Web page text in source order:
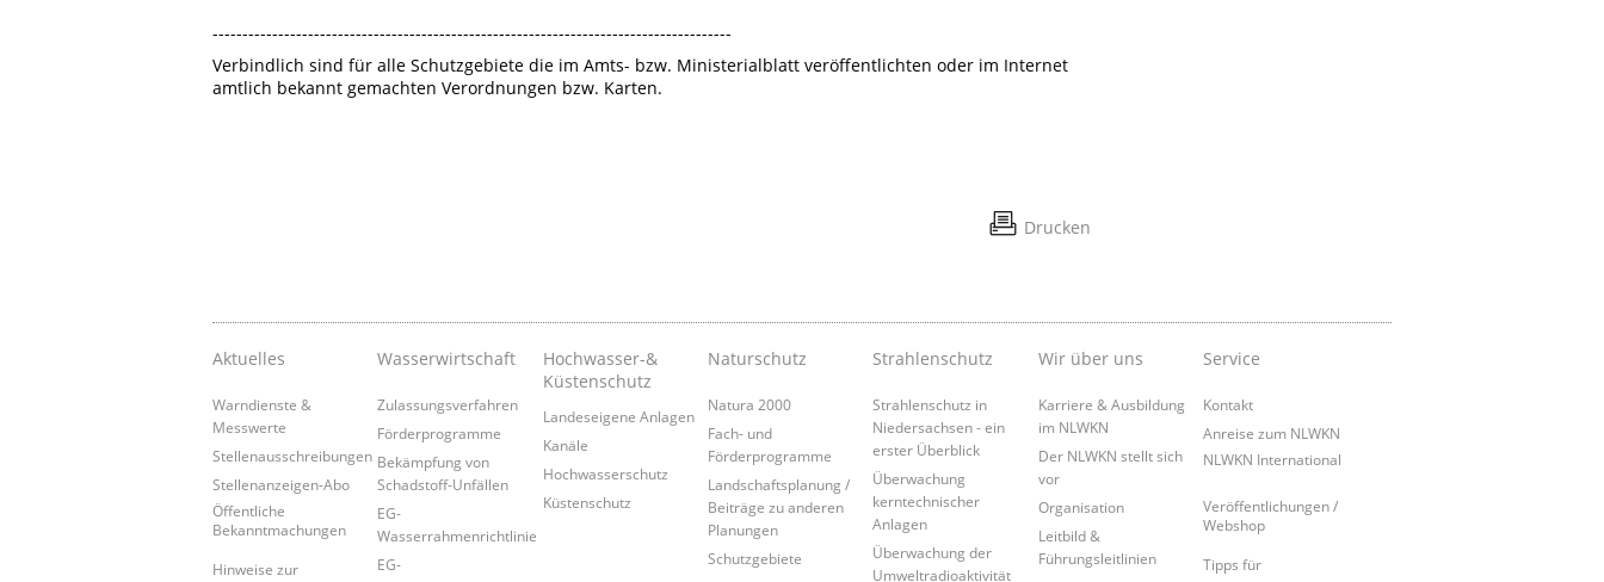
---------------------------------------------------------------------------------------
Verbindlich sind für alle Schutzgebiete die im Amts- bzw. Ministerialblatt veröffentlichten oder im Internet
amtlich bekannt gemachten Verordnungen bzw. Karten.
Drucken
Aktuelles
Warndienste &
Messwerte
Stellenausschreibungen
Stellenanzeigen-Abo
Öffentliche
Bekanntmachungen
Hinweise zur
Wasserwirtschaft
Zulassungsverfahren
Förderprogramme
Bekämpfung von
Schadstoff-Unfällen
EG-
Wasserrahmenrichtlinie
EG-
Hochwasser-&
Küstenschutz
Landeseigene Anlagen
Kanäle
Hochwasserschutz
Küstenschutz
Naturschutz
Natura 2000
Fach- und
Förderprogramme
Landschaftsplanung /
Beiträge zu anderen
Planungen
Schutzgebiete
Strahlenschutz
Strahlenschutz in
Niedersachsen - ein
erster Überblick
Überwachung
kerntechnischer
Anlagen
Überwachung der
Umweltradioaktivität
Wir über uns
Karriere & Ausbildung
im NLWKN
Der NLWKN stellt sich
vor
Organisation
Leitbild &
Führungsleitlinien
Service
Kontakt
Anreise zum NLWKN
NLWKN International
Veröffentlichungen /
Webshop
Tipps für